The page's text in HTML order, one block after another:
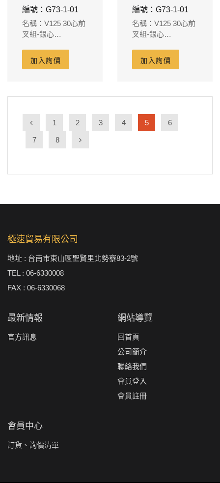
編號：G73-1-01
名稱：V125 30心前
叉組-銀心
加入詢價
編號：G73-1-01
名稱：V125 30心前
叉組-銀心
加入詢價
1 2 3 4 5 6
7 8
極速貿易有限公司
地址 : 台南市東山區聖賢里北勢竂83-2號
TEL : 06-6330008
FAX : 06-6330068
最新情報
官方訊息
網站導覽
回首頁
公司簡介
聯絡我們
會員登入
會員註冊
會員中心
訂貨、詢價清單